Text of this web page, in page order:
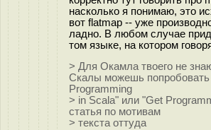
насколько я понимаю, это
вот flatmap -- уже
ладно. В любом случае
том языке, на котором
> Для Окамла твоего не
Скалы можешь попробовать
Programming
> in Scala" или "Get
статья по мотивам
> текста оттуда